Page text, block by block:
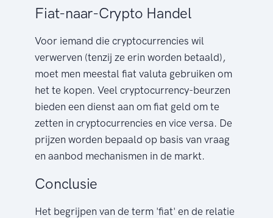
Fiat-naar-Crypto Handel
Voor iemand die cryptocurrencies wil
verwerven (tenzij ze erin worden betaald),
moet men meestal fiat valuta gebruiken om
het te kopen. Veel cryptocurrency-beurzen
bieden een dienst aan om fiat geld om te
zetten in cryptocurrencies en vice versa. De
prijzen worden bepaald op basis van vraag
en aanbod mechanismen in de markt.
Conclusie
Het begrijpen van de term 'fiat' en de relatie